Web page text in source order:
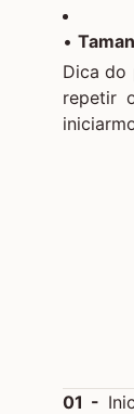
•
Dica do
repetir
01 -